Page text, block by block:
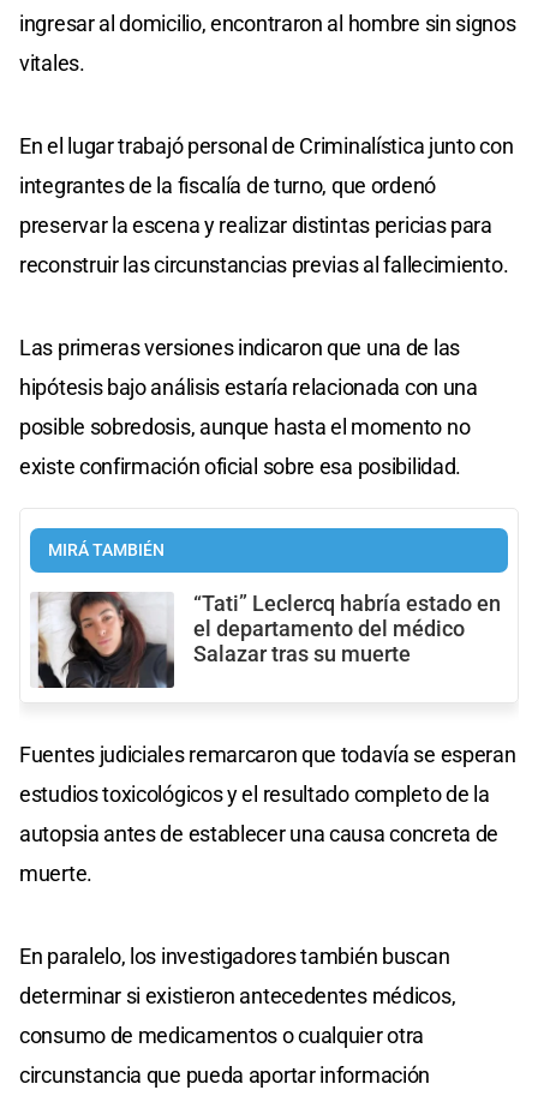
ingresar al domicilio, encontraron al hombre sin signos
vitales.
En el lugar trabajó personal de Criminalística junto con
integrantes de la fiscalía de turno, que ordenó
preservar la escena y realizar distintas pericias para
reconstruir las circunstancias previas al fallecimiento.
Las primeras versiones indicaron que una de las
hipótesis bajo análisis estaría relacionada con una
posible sobredosis, aunque hasta el momento no
existe confirmación oficial sobre esa posibilidad.
MIRÁ TAMBIÉN
“Tati” Leclercq habría estado en
el departamento del médico
Salazar tras su muerte
Fuentes judiciales remarcaron que todavía se esperan
estudios toxicológicos y el resultado completo de la
autopsia antes de establecer una causa concreta de
muerte.
En paralelo, los investigadores también buscan
determinar si existieron antecedentes médicos,
consumo de medicamentos o cualquier otra
circunstancia que pueda aportar información